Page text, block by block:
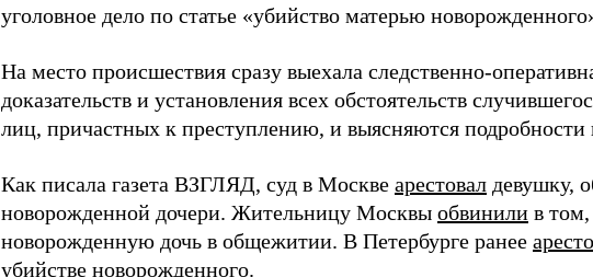
уголовное дело по статье «убийство матерью
На место происшествия сразу выехала следственно-
доказательств и установления всех обстоятельств
лиц, причастных к преступлению, и выясняются
Как писала газета ВЗГЛЯД, суд в Москве арестовал девушку,
новорожденной дочери. Жительницу Москвы обвинили в
новорожденную дочь в общежитии. В Петербурге ранее
убийстве новорожденного.